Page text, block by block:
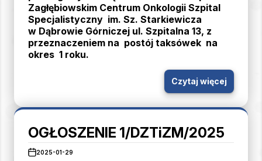
Zagłębiowskim Centrum Onkologii Szpital
Specjalistyczny im. Sz. Starkiewicza
w Dąbrowie Górniczej ul. Szpitalna 13, z
przeznaczeniem na postój taksówek na
okres 1 roku.
Czytaj więcej
OGŁOSZENIE 1/DZTiZM/2025
2025-01-29